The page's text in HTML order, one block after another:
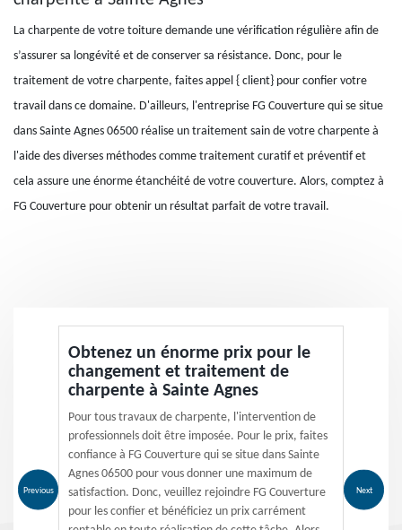
La charpente de votre toiture demande une vérification régulière afin de
s’assurer sa longévité et de conserver sa résistance. Donc, pour le
traitement de votre charpente, faites appel { client} pour confier votre
travail dans ce domaine. D'ailleurs, l'entreprise FG Couverture qui se situe
dans Sainte Agnes 06500 réalise un traitement sain de votre charpente à
l'aide des diverses méthodes comme traitement curatif et préventif et
cela assure une énorme étanchéité de votre couverture. Alors, comptez à
FG Couverture pour obtenir un résultat parfait de votre travail.
Previous
Obtenez un énorme prix pour le
changement et traitement de
charpente à Sainte Agnes
Pour tous travaux de charpente, l'intervention de
professionnels doit être imposée. Pour le prix, faites
confiance à FG Couverture qui se situe dans Sainte
Agnes 06500 pour vous donner une maximum de
satisfaction. Donc, veuillez rejoindre FG Couverture
pour les confier et bénéficiez un prix carrément
Next